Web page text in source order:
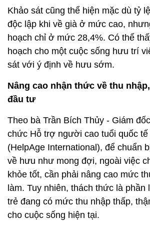
Khảo sát cũng thể hiện mặc dù tỷ
độc lập khi về già ở mức cao,
hoạch chỉ ở mức 28,4%. Có thể
hoạch cho một cuộc sống hưu trí
sát với ý định về hưu sớm.
Nâng cao nhận thức về thu
đầu tư
Theo bà Trần Bích Thủy - Giám
chức Hỗ trợ người cao tuổi quốc tế
(HelpAge International), để chuẩn
về hưu như mong đợi, ngoài việc
khỏe tốt, cần phải nâng cao mức
làm. Tuy nhiên, thách thức là
trẻ đang có mức thu nhập thấp,
cho cuộc sống hiện tại.